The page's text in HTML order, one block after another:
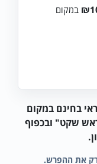
במקום
בחינם במקום
שקט" ובכפוף
רק את ההפרש.